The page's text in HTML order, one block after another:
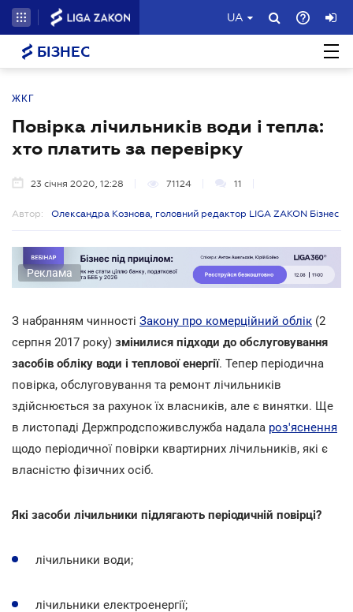
UA
БІЗНЕС
ЖКГ
Повірка лічильників води і тепла:
хто платить за перевірку
23 січня 2020, 12:28 71124 11
Автор: Олександра Кознова, головний редактор LIGA ZAKON Бізнес
Реклама
З набранням чинності Закону про комерційний облік (2
серпня 2017 року) змінилися підходи до обслуговування
засобів обліку води і теплової енергії. Тепер періодична
повірка, обслуговування та ремонт лічильників
здійснюється за рахунок їх власників, але є винятки. Ще
в листопаді Держпродспоживслужба надала роз'яснення
щодо періодичної повірки квартирних лічильників, які є
власністю фізичних осіб.
Які засоби лічильники підлягають періодичній повірці?
лічильники води;
лічильники електроенергії;